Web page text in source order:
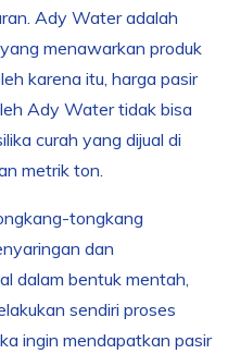
Ady Water adalah
menawarkan produk
karena itu, harga pasir
Ady Water tidak bisa
curah yang dijual di
metrik ton.
tongkang
dan
dalam bentuk mentah,
sendiri proses
ingin mendapatkan pasir